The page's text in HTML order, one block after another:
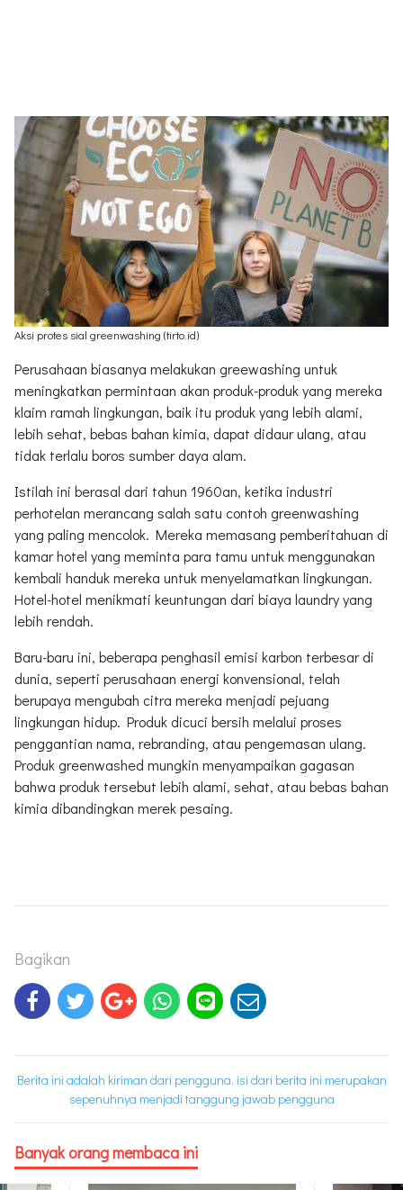
Aksi protes sial greenwashing (tirto.id)
Perusahaan biasanya melakukan greewashing untuk
meningkatkan permintaan akan produk-produk yang mereka
klaim ramah lingkungan, baik itu produk yang lebih alami,
lebih sehat, bebas bahan kimia, dapat didaur ulang, atau
tidak terlalu boros sumber daya alam.
Istilah ini berasal dari tahun 1960an, ketika industri
perhotelan merancang salah satu contoh greenwashing
yang paling mencolok. Mereka memasang pemberitahuan di
kamar hotel yang meminta para tamu untuk menggunakan
kembali handuk mereka untuk menyelamatkan lingkungan.
Hotel-hotel menikmati keuntungan dari biaya laundry yang
lebih rendah.
Baru-baru ini, beberapa penghasil emisi karbon terbesar di
dunia, seperti perusahaan energi konvensional, telah
berupaya mengubah citra mereka menjadi pejuang
lingkungan hidup. Produk dicuci bersih melalui proses
penggantian nama, rebranding, atau pengemasan ulang.
Produk greenwashed mungkin menyampaikan gagasan
bahwa produk tersebut lebih alami, sehat, atau bebas bahan
kimia dibandingkan merek pesaing.
Bagikan
Berita ini adalah kiriman dari pengguna, isi dari berita ini merupakan
sepenuhnya menjadi tanggung jawab pengguna
Banyak orang membaca ini